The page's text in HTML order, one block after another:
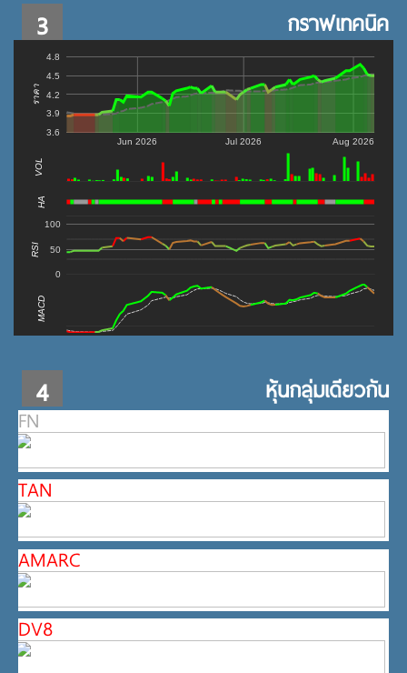
3 กราฟเทคนิค
Jun 2026 Jul 2026 Aug 2026
3.6
3.9
4.2
4.5
4.8
ราคา
VOL
HA
0
50
100
RSI
MACD
4 หุ้นกลุ่มเดียวกัน
FN
TAN
AMARC
DV8